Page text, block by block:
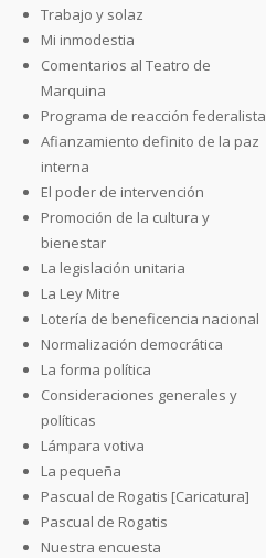
Trabajo y solaz
Mi inmodestia
Comentarios al Teatro de
Marquina
Programa de reacción federalista
Afianzamiento definito de la paz
interna
El poder de intervención
Promoción de la cultura y
bienestar
La legislación unitaria
La Ley Mitre
Lotería de beneficencia nacional
Normalización democrática
La forma política
Consideraciones generales y
políticas
Lámpara votiva
La pequeña
Pascual de Rogatis [Caricatura]
Pascual de Rogatis
Nuestra encuesta